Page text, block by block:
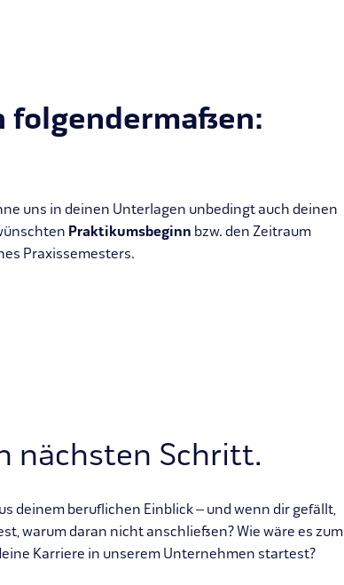
folgendermaßen:
uns in deinen Unterlagen unbedingt auch deinen
Praktikumsbeginn bzw. den Zeitraum
Praxissemesters.
nächsten Schritt.
deinem beruflichen Einblick – und wenn dir gefällt,
warum daran nicht anschließen? Wie wäre es zum
Karriere in unserem Unternehmen startest?